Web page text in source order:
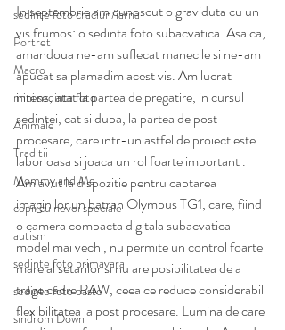
sedinte foto craciun/iarna
Portret
Macro
mini sedinta foto
Animale
Traditii
Mommy and Me
copii cu nevoi speciale
autism
sedinte foto primavara
sedinte foto paste
sindrom Down
In septembrie am cunoscut o graviduta cu un
vis frumos: o sedinta foto subacvatica. Asa ca,
amandoua ne-am suflecat manecile si ne-am
apucat sa plamadim acest vis. Am lucrat
intens, atat la partea de pregatire, in cursul
sedintei, cat si dupa, la partea de post
procesare, care intr-un astfel de proiect este
laborioasa si joaca un rol foarte important .
Am avut la dispozitie pentru captarea
imaginilor un batran Olympus TG1, care, fiind
o camera compacta digitala subacvatica
model mai vechi, nu permite un control foarte
mare al setarilor si nu are posibilitatea de a
trage cadre RAW, ceea ce reduce considerabil
flexibilitatea la post procesare. Lumina de care